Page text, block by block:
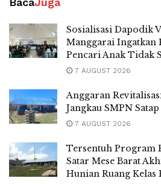
Sosialisasi Dapodik
Manggarai Ingatkan
Pencari Anak Tidak
7 AUGUST 2026
Anggaran
Jangkau SMPN
7 AUGUST 2026
Tersentuh Program
Satar Mese Barat
Hunian Ruang Kelas